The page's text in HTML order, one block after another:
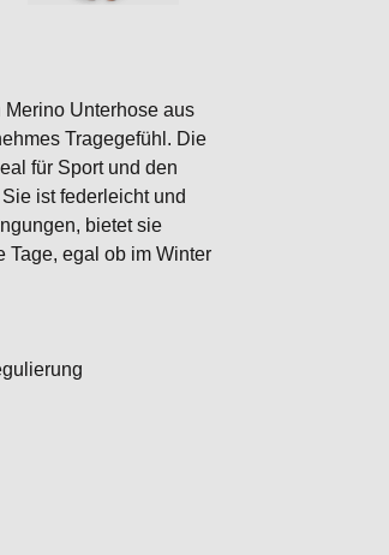
Unterhose aus
Tragegefühl. Die
für Sport und den
ist federleicht und
bietet sie
egal ob im Winter